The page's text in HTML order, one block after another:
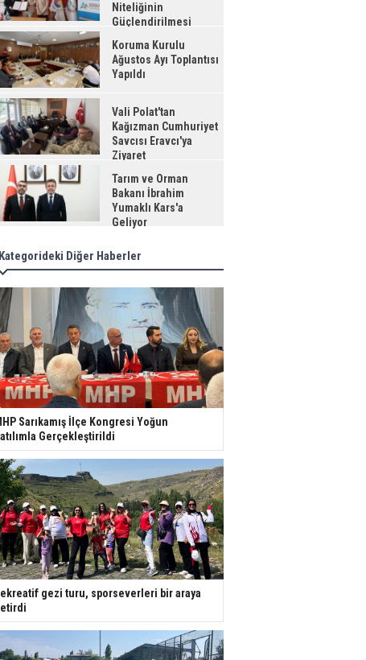
Niteliğinin
Güçlendirilmesi
Koruma Kurulu
Ağustos Ayı Toplantısı
Yapıldı
Vali Polat'tan
Kağızman Cumhuriyet
Savcısı Eravcı'ya
Ziyaret
Tarım ve Orman
Bakanı İbrahim
Yumaklı Kars'a
Geliyor
Diğer Haberler
Sarıkamış İlçe Kongresi Yoğun
Gerçekleştirildi
gezi turu, sporseverleri bir araya